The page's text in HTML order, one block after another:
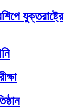
যুক্তরাষ্ট্রে